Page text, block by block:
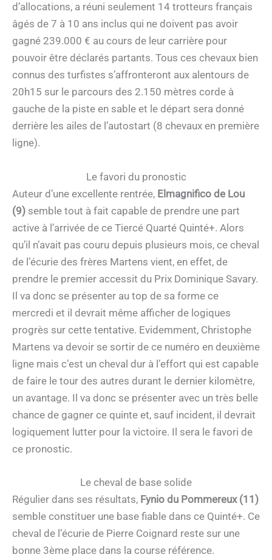
d’allocations, a réuni seulement 14 trotteurs français
âgés de 7 à 10 ans inclus qui ne doivent pas avoir
gagné 239.000 € au cours de leur carrière pour
pouvoir être déclarés partants. Tous ces chevaux bien
connus des turfistes s’affronteront aux alentours de
20h15 sur le parcours des 2.150 mètres corde à
gauche de la piste en sable et le départ sera donné
derrière les ailes de l’autostart (8 chevaux en première
ligne).
Le favori du pronostic
Auteur d’une excellente rentrée, Elmagnifico de Lou
(9) semble tout à fait capable de prendre une part
active à l’arrivée de ce Tiercé Quarté Quinté+. Alors
qu’il n’avait pas couru depuis plusieurs mois, ce cheval
de l’écurie des frères Martens vient, en effet, de
prendre le premier accessit du Prix Dominique Savary.
Il va donc se présenter au top de sa forme ce
mercredi et il devrait même afficher de logiques
progrès sur cette tentative. Evidemment, Christophe
Martens va devoir se sortir de ce numéro en deuxième
ligne mais c’est un cheval dur à l’effort qui est capable
de faire le tour des autres durant le dernier kilomètre,
un avantage. Il va donc se présenter avec un très belle
chance de gagner ce quinte et, sauf incident, il devrait
logiquement lutter pour la victoire. Il sera le favori de
ce pronostic.
Le cheval de base solide
Régulier dans ses résultats, Fynio du Pommereux (11)
semble constituer une base fiable dans ce Quinté+. Ce
cheval de l’écurie de Pierre Coignard reste sur une
bonne 3ème place dans la course référence.